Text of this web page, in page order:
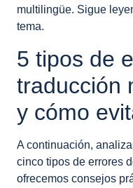
multilingüe. Sigue
tema.
5 tipos de
traducción
y cómo
A continuación,
cinco tipos de errores
ofrecemos consejos